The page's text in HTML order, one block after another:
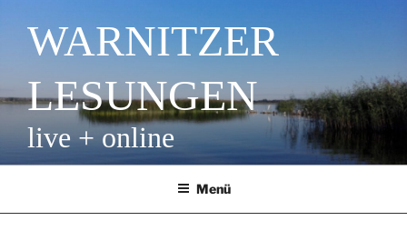
Inhalt
springenWARNITZER
LESUNGEN
live + online
Menü